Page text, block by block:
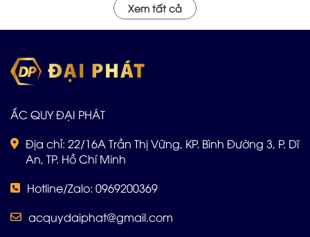
Lam Phú Đông Bình Đường với chất lượng hàng đầu và dịch
vụ chuyên nghiệp sẽ phục vụ Quý khách tận nơi. Hãy Alo
Xem tất cả
ẮC QUY ĐẠI PHÁT
Địa chỉ: 22/16A Trần Thị Vững, KP. Bình Đường 3, P. Dĩ
An, TP. Hồ Chí Minh
Hotline/Zalo: 0969200369
acquydaiphat@gmail.com